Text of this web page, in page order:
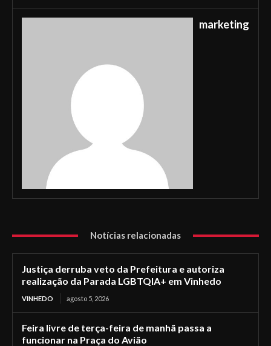
marketing
Notícias relacionadas
Justiça derruba veto da Prefeitura e autoriza
realização da Parada LGBTQIA+ em Vinhedo
VINHEDO agosto 5, 2026
Feira livre de terça-feira de manhã passa a
funcionar na Praça do Avião